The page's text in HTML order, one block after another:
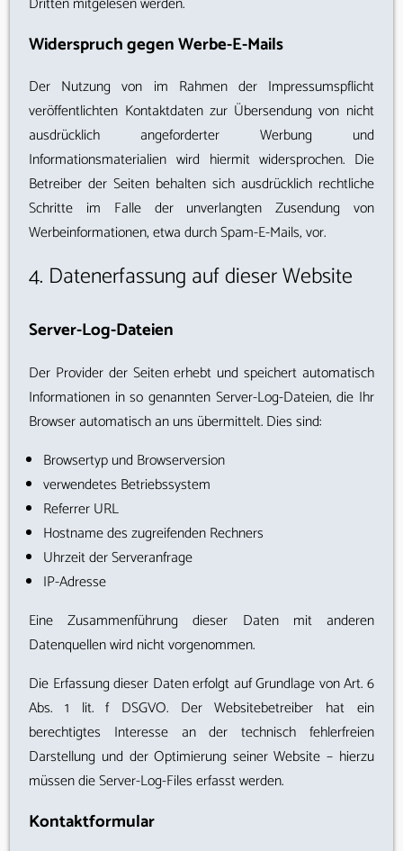
Widerspruch gegen Werbe-E-Mails
Der Nutzung von im Rahmen der Impressumspflicht
veröffentlichten Kontaktdaten zur Übersendung von nicht
ausdrücklich angeforderter Werbung und
Informationsmaterialien wird hiermit widersprochen. Die
Betreiber der Seiten behalten sich ausdrücklich rechtliche
Schritte im Falle der unverlangten Zusendung von
Werbeinformationen, etwa durch Spam-E-Mails, vor.
4. Datenerfassung auf dieser Website
Server-Log-Dateien
Der Provider der Seiten erhebt und speichert automatisch
Informationen in so genannten Server-Log-Dateien, die Ihr
Browser automatisch an uns übermittelt. Dies sind:
Browsertyp und Browserversion
verwendetes Betriebssystem
Referrer URL
Hostname des zugreifenden Rechners
Uhrzeit der Serveranfrage
IP-Adresse
Eine Zusammenführung dieser Daten mit anderen
Datenquellen wird nicht vorgenommen.
Die Erfassung dieser Daten erfolgt auf Grundlage von Art. 6
Abs. 1 lit. f DSGVO. Der Websitebetreiber hat ein
berechtigtes Interesse an der technisch fehlerfreien
Darstellung und der Optimierung seiner Website – hierzu
müssen die Server-Log-Files erfasst werden.
Kontaktformular